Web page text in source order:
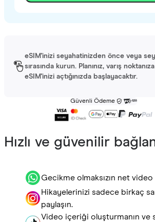
eSIM'inizi seyahatinizden önce veya
sırasında kurun. Planınız, varış
eSIM'inizi açtığınızda başlayacaktır.
Güvenli Ödeme
Hızlı ve güvenilir
Gecikme olmaksızın net
Hikayelerinizi sadece birkaç
paylaşın.
Video içeriği oluşturmanın ve